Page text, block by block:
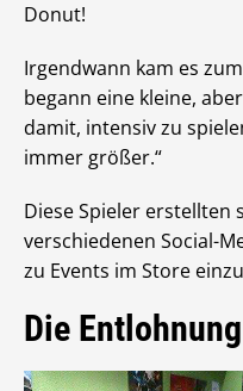
Donut!
Irgendwann kam es
begann eine kleine,
damit, intensiv zu
immer größer.“
Diese Spieler erstellten
verschiedenen Social-
zu Events im Store
Die Entlohnung